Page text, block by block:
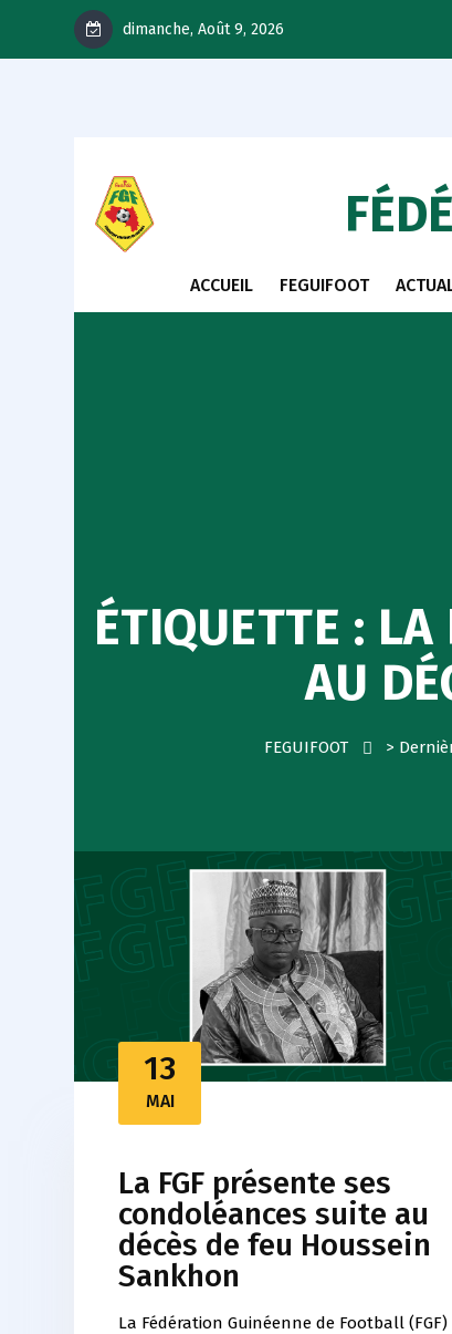
dimanche, Août 9, 2026
ACCUEIL FEGUIFOOT
ÉTIQUETTE : LA
AU
FEGUIFOOT >
13
MAI
La FGF présente ses
condoléances suite au
décès de feu Houssein
Sankhon
La Fédération Guinéenne de Football (FGF)